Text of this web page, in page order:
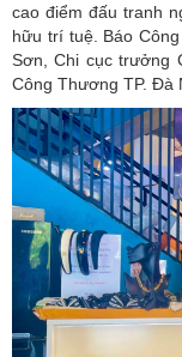
cao điểm đấu tranh
hữu trí tuệ. Báo
Sơn, Chi cục trưởng
Công Thương TP. Đà